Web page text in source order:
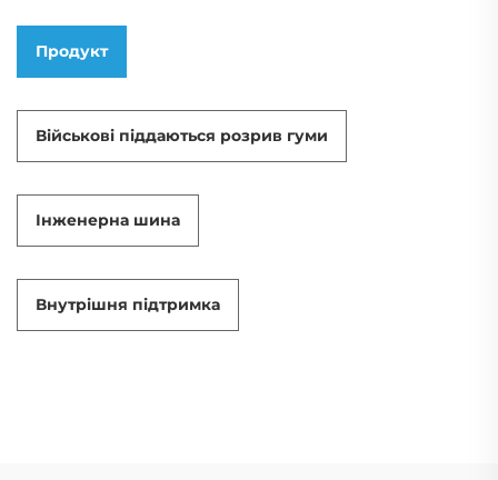
Продукт
Військові піддаються розрив гуми
Інженерна шина
Внутрішня підтримка